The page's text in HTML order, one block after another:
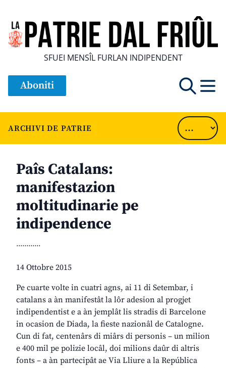
SFUEI MENSÎL FURLAN INDIPENDENT
Aboniti
ARCHIVI DE PATRIE
Paîs Catalans:
manifestazion
moltitudinarie pe
indipendence
............
14 Ottobre 2015
Pe cuarte volte in cuatri agns, ai 11 di Setembar, i
catalans a àn manifestât la lôr adesion al progjet
indipendentist e a àn jemplât lis stradis di Barcelone
in ocasion de Diada, la fieste nazionâl de Catalogne.
Cun di fat, centenârs di miârs di personis – un milion
e 400 mil pe polizie locâl, doi milions daûr di altris
fonts – a àn partecipât ae Via Lliure a la República